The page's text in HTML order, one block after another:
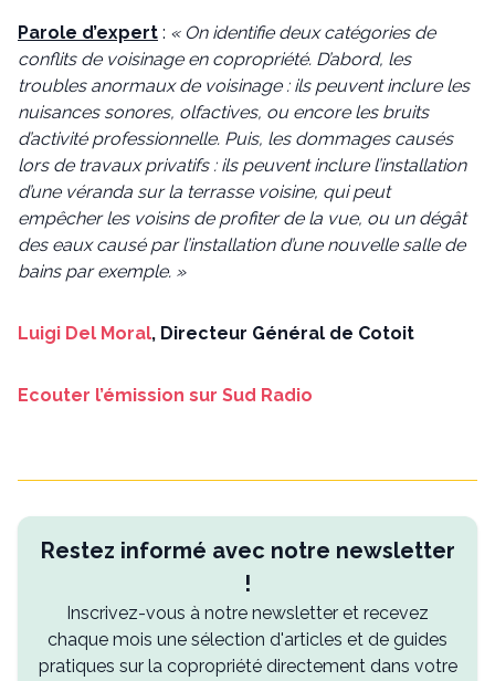
Parole d’expert : « On identifie deux catégories de
conflits de voisinage en copropriété. D’abord, les
troubles anormaux de voisinage : ils peuvent inclure les
nuisances sonores, olfactives, ou encore les bruits
d’activité professionnelle. Puis, les dommages causés
lors de travaux privatifs : ils peuvent inclure l’installation
d’une véranda sur la terrasse voisine, qui peut
empêcher les voisins de profiter de la vue, ou un dégât
des eaux causé par l’installation d’une nouvelle salle de
bains par exemple. »
Luigi Del Moral, Directeur Général de Cotoit
Ecouter l’émission sur Sud Radio
Restez informé avec notre newsletter
!
Inscrivez-vous à notre newsletter et recevez
chaque mois une sélection d'articles et de guides
pratiques sur la copropriété directement dans votre